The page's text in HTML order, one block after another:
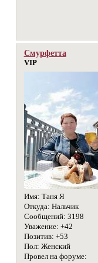
Смурфетта
VIP
Имя: Таня Я
Откуда: Нальчик
Сообщений: 3198
Уважение: +42
Позитив: +53
Пол: Женский
Провел на форуме: